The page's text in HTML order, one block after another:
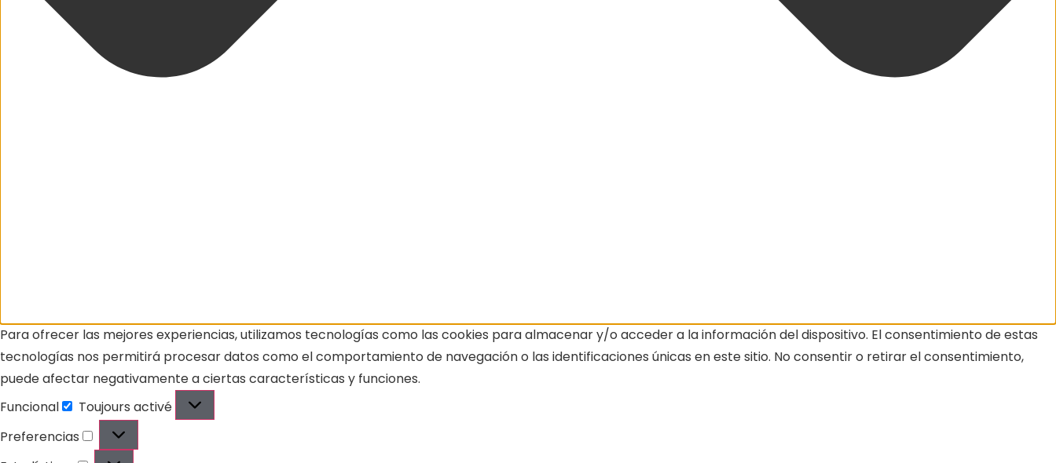
Para ofrecer las mejores experiencias, utilizamos tecnologías como las cookies para almacenar y/o acceder a la información del dispositivo. El consentimiento de estas
tecnologías nos permitirá procesar datos como el comportamiento de navegación o las identificaciones únicas en este sitio. No consentir o retirar el consentimiento,
puede afectar negativamente a ciertas características y funciones.
Funcional
Toujours activé
Preferencias